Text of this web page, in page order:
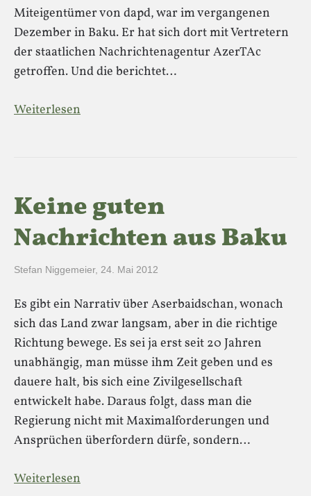
Miteigentümer von dapd, war im vergangenen
Dezember in Baku. Er hat sich dort mit Vertretern
der staatlichen Nachrichtenagentur AzerTAc
getroffen. Und die berichtet…
Weiterlesen
Keine guten
Nachrichten aus Baku
Stefan Niggemeier, 24. Mai 2012
Es gibt ein Narrativ über Aserbaidschan, wonach
sich das Land zwar langsam, aber in die richtige
Richtung bewege. Es sei ja erst seit 20 Jahren
unabhängig, man müsse ihm Zeit geben und es
dauere halt, bis sich eine Zivilgesellschaft
entwickelt habe. Daraus folgt, dass man die
Regierung nicht mit Maximalforderungen und
Ansprüchen überfordern dürfe, sondern…
Weiterlesen